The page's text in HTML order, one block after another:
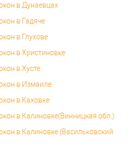
в Дунаевцах
в Гадяче
в Глухове
в Христиновке
в Хусте
в Измаиле
в Каховке
в Калиновке(Винницкая обл.)
в Калиновке (Васильковский